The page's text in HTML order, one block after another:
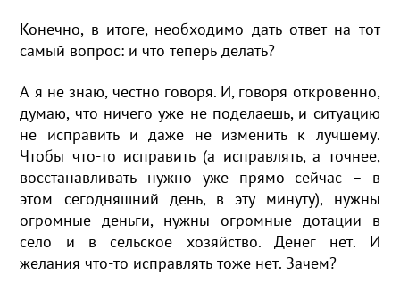
Конечно, в итоге, необходимо дать ответ на тот
самый вопрос: и что теперь делать?
А я не знаю, честно говоря. И, говоря откровенно,
думаю, что ничего уже не поделаешь, и ситуацию
не исправить и даже не изменить к лучшему.
Чтобы что-то исправить (а исправлять, а точнее,
восстанавливать нужно уже прямо сейчас – в
этом сегодняшний день, в эту минуту), нужны
огромные деньги, нужны огромные дотации в
село и в сельское хозяйство. Денег нет. И
желания что-то исправлять тоже нет. Зачем?